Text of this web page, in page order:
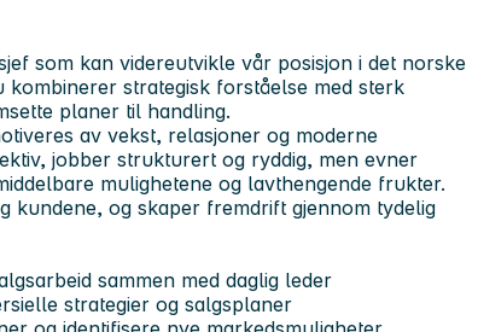
som kan videreutvikle vår posisjon i det norske
kombinerer strategisk forståelse med sterk
planer til handling.
av vekst, relasjoner og moderne
jobber strukturert og ryddig, men evner
mulighetene og lavthengende frukter.
kundene, og skaper fremdrift gjennom tydelig
sammen med daglig leder
strategier og salgsplaner